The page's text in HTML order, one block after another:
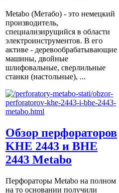
Metabo (Метабо) - это немецкий
производитель,
специализирущийся в области
электроинструментов. В его
активе - деревообрабатывающие
машины, двойные
шлифовальные, сверлильные
станки (настольные), ...
Обзор перфораторов
KHE 2443 и BHE
2443 Metabo
Перфораторы Metabo на полном
на то основании получили